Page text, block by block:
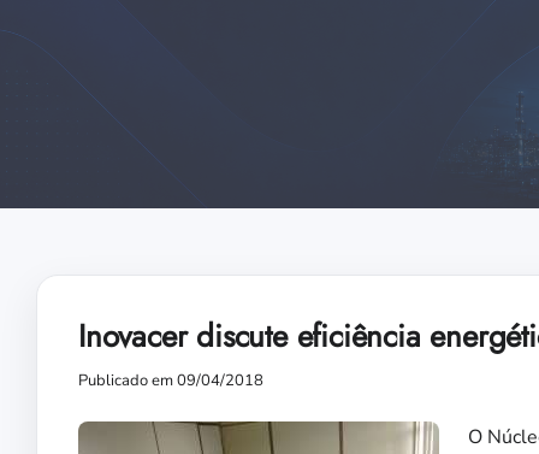
Inovacer discute eficiência
Publicado em 09/04/2018
O